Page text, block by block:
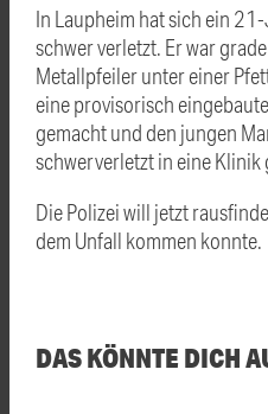
In Laupheim hat sich ein
schwer verletzt. Er war
Metallpfeiler unter einer
eine provisorisch
gemacht und den jungen
schwerverletzt in eine
Die Polizei will jetzt
dem Unfall kommen konnte.
DAS KÖNNTE DICH